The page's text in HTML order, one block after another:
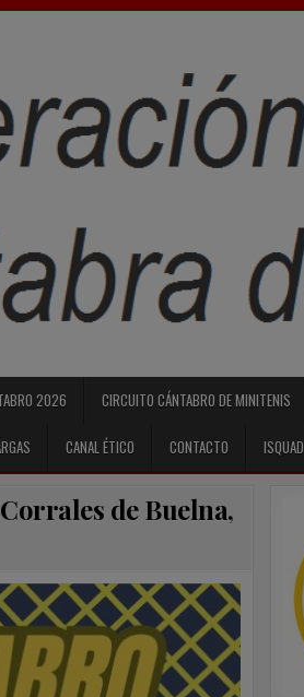
2026 CIRCUITO CÁNTABRO DE MINITENIS
CANAL ÉTICO CONTACTO ISQUAD
de Buelna,